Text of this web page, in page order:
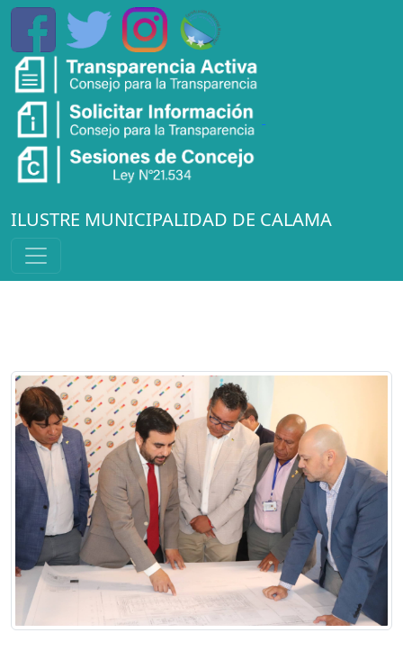
ILUSTRE MUNICIPALIDAD DE CALAMA